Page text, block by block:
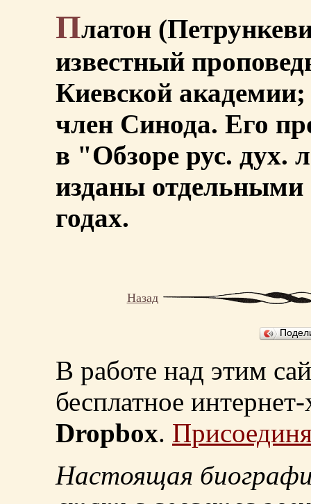
Платон
известный
Киевской
член Синода. Его
в "Обзоре рус. дух.
изданы
годах.
Назад
В работе над этим
бесплатное
Dropbox.
Настоящая